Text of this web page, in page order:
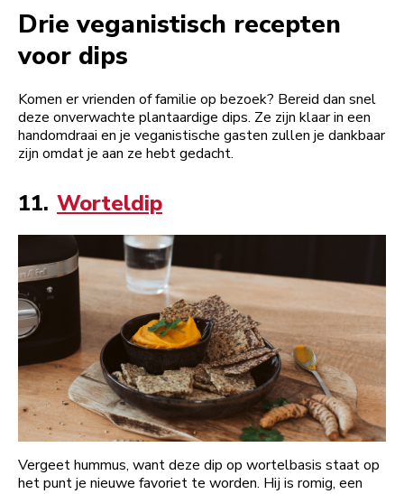
Drie veganistisch recepten
voor dips
Komen er vrienden of familie op bezoek? Bereid dan snel
deze onverwachte plantaardige dips. Ze zijn klaar in een
handomdraai en je veganistische gasten zullen je dankbaar
zijn omdat je aan ze hebt gedacht.
11. Worteldip
Vergeet hummus, want deze dip op wortelbasis staat op
het punt je nieuwe favoriet te worden. Hij is romig, een